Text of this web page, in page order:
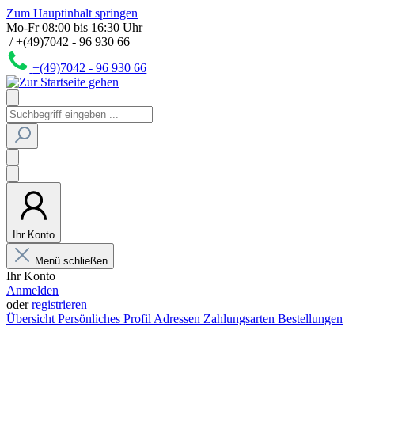
Zum Hauptinhalt springen
Mo-Fr 08:00 bis 16:30 Uhr
/ +(49)7042 - 96 930 66
+(49)7042 - 96 930 66
Ihr Konto
Menü schließen
Ihr Konto
Anmelden
oderregistrieren
Übersicht Persönliches Profil Adressen Zahlungsarten Bestellungen